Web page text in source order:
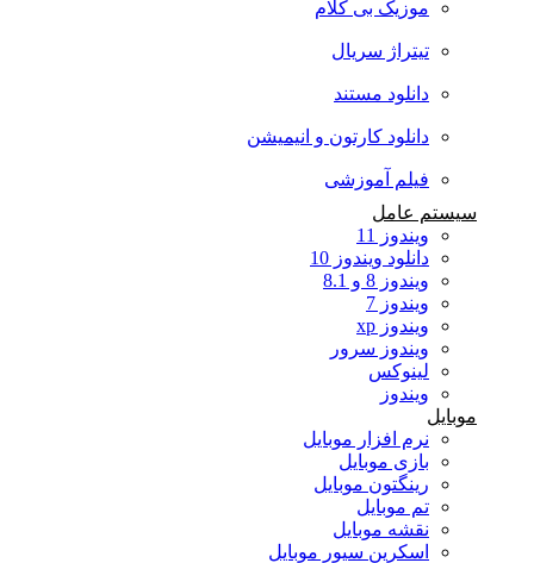
موزیک بی کلام
تیتراژ سریال
دانلود مستند
دانلود کارتون و انیمیشن
فیلم آموزشی
سیستم عامل
ویندوز 11
دانلود ویندوز 10
ویندوز 8 و 8.1
ویندوز 7
ویندوز xp
ویندوز سرور
لینوکس
ویندوز
موبایل
نرم افزار موبایل
بازی موبایل
رینگتون موبایل
تم موبایل
نقشه موبایل
اسکرین سیور موبایل